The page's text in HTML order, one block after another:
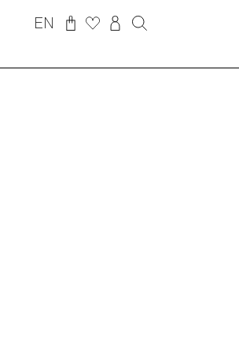
EN